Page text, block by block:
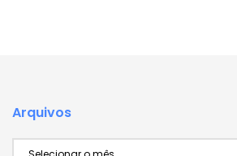
Arquivos
Arquivos